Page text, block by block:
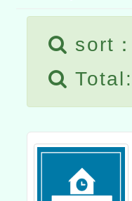
灣師範
進學校
計畫
sort